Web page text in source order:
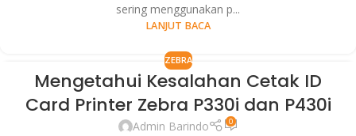
sering menggunakan p...
LANJUT BACA
SEP
ZEBRA
Mengetahui Kesalahan Cetak ID
Card Printer Zebra P330i dan P430i
Admin Barindo 0